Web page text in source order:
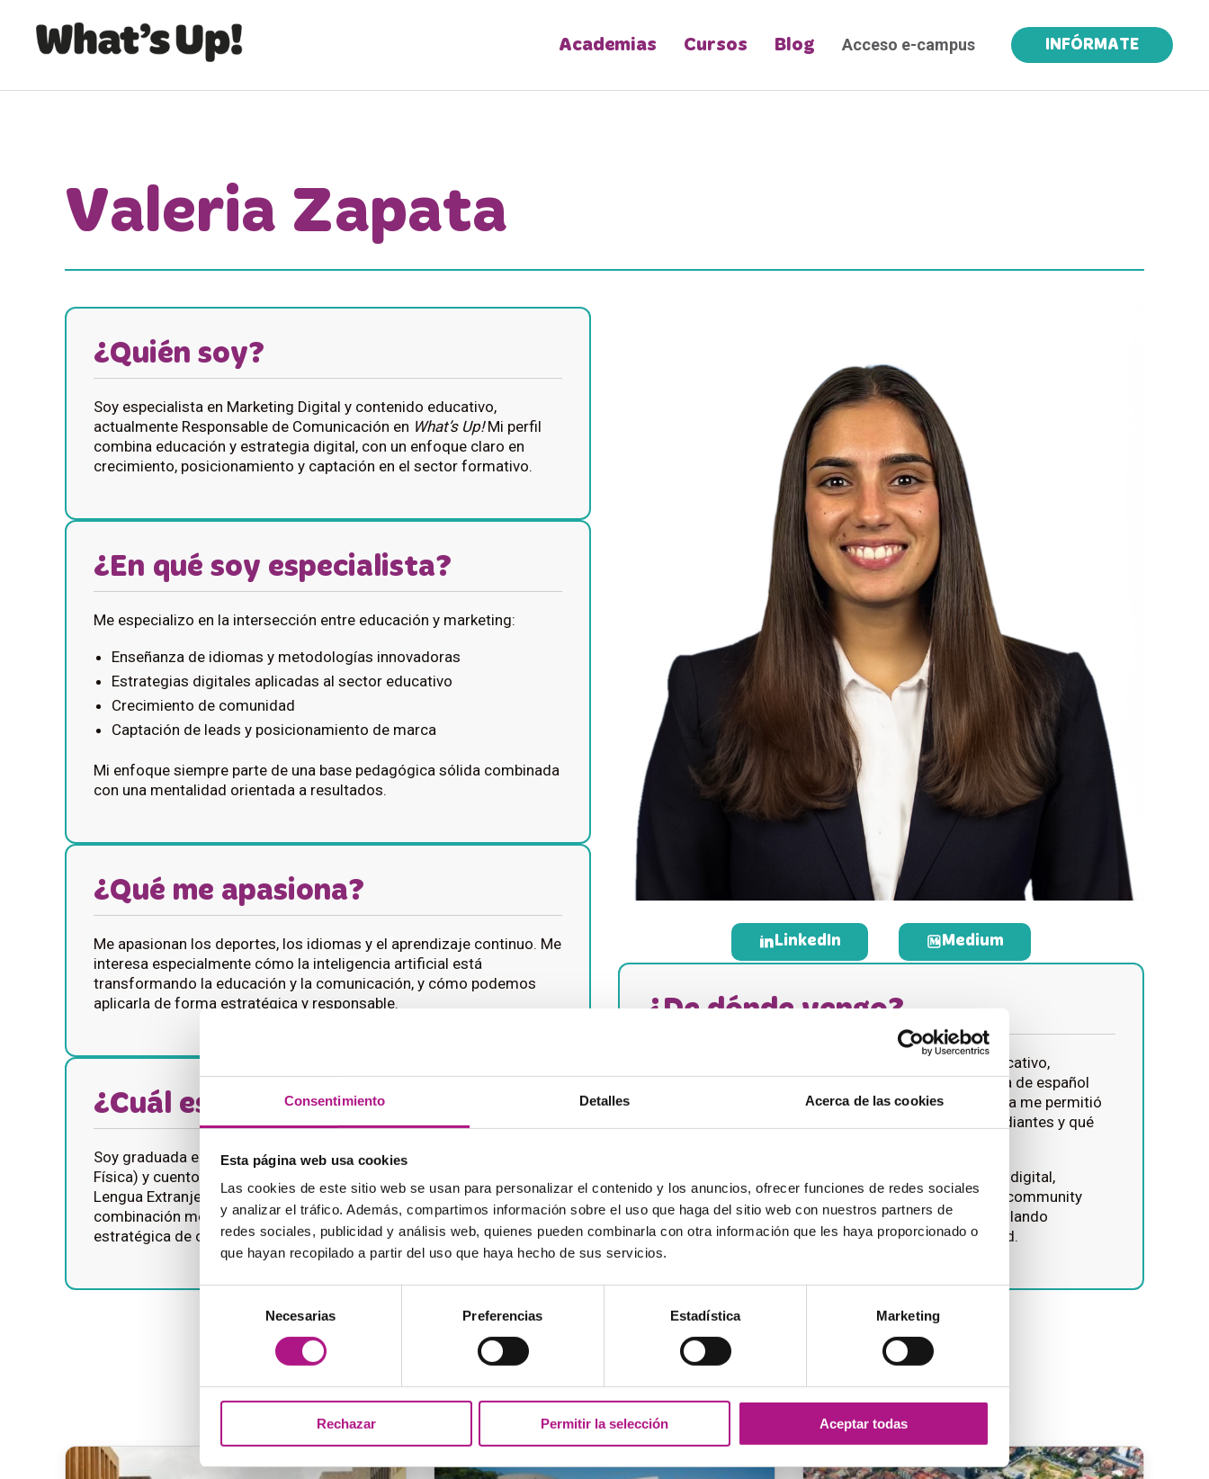
Consentimiento Detalles Acerca de las cookies
Esta página web usa cookies
Las cookies de este sitio web se usan para personalizar el contenido y los anuncios, ofrecer funciones de redes sociales
y analizar el tráfico. Además, compartimos información sobre el uso que haga del sitio web con nuestros partners de
redes sociales, publicidad y análisis web, quienes pueden combinarla con otra información que les haya proporcionado o
que hayan recopilado a partir del uso que haya hecho de sus servicios.
Selección
consentimiento
Necesarias Preferencias Estadística Marketing
Rechazar Permitir la selección Aceptar todas
Academias Cursos Blog Acceso e-campus INFÓRMATE
Valeria Zapata
¿Quién soy?
Soy especialista en Marketing Digital y contenido educativo,
actualmente Responsable de Comunicación en What’s Up!Mi perfil
combina educación y estrategia digital, con un enfoque claro en
crecimiento, posicionamiento y captación en el sector formativo.
¿En qué soy especialista?
Me especializo en la intersección entre educación y marketing:
Enseñanza de idiomas y metodologías innovadoras
Estrategias digitales aplicadas al sector educativo
Crecimiento de comunidad
Captación de leads y posicionamiento de marca
Mi enfoque siempre parte de una base pedagógica sólida combinada
con una mentalidad orientada a resultados.
¿Qué me apasiona?
Me apasionan los deportes, los idiomas y el aprendizaje continuo. Me
interesa especialmente cómo la inteligencia artificial está
transformando la educación y la comunicación, y cómo podemos
aplicarla de forma estratégica y responsable.
¿Cuál es mi formación?
Soy graduada en Educación Primaria (especialidad en Educación
Física) y cuento con un Máster en Enseñanza de Español como
Lengua Extranjera (ELE) y un Máster en Marketing Digital. Esta
combinación me permite entender tanto la parte pedagógica como la
estratégica de cualquier proyecto educativo.
LinkedIn Medium
¿De dónde vengo?
Comencé mi trayectoria profesional en el ámbito educativo,
trabajando durante más de tres años como profesora de español
para extranjeros en Ámsterdam y Barcelona. Esa etapa me permitió
comprender en profundidad cómo aprenden los estudiantes y qué
Posteriormente, orienté mi carrera hacia el marketing digital,
trabajando como creadora de contenido educativo y community
manager en distintas academias de idiomas, desarrollando
campañas y estrategias de crecimiento de comunidad.
Artículos destacados